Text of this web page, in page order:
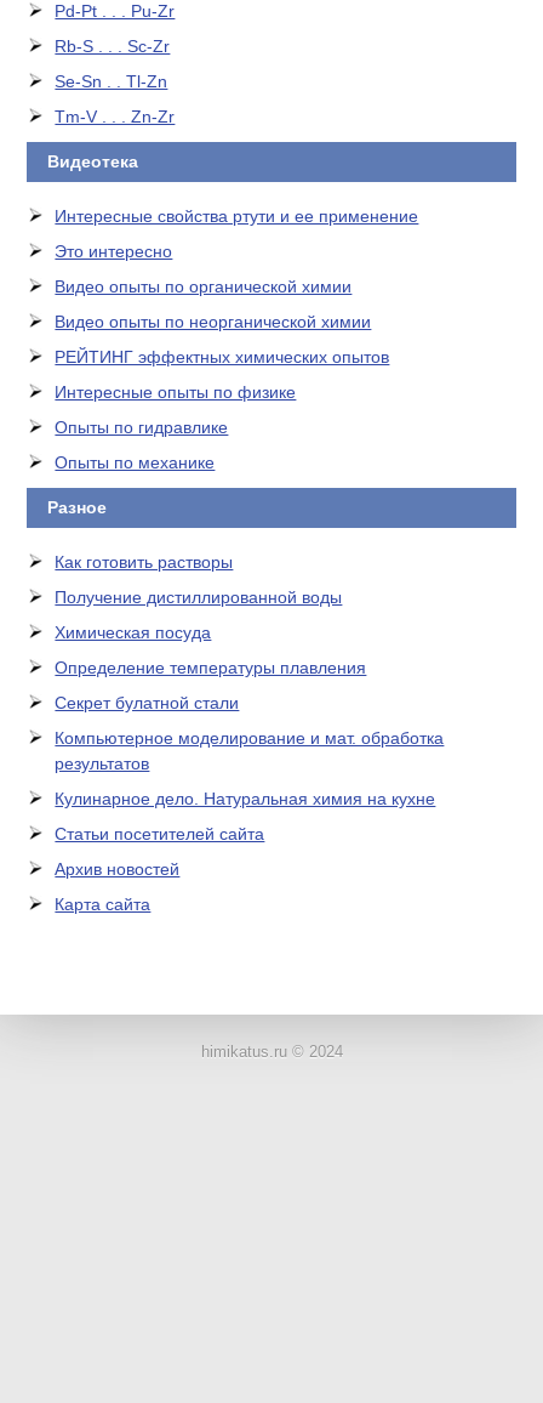
Pd-Pt . . . Pu-Zr
Rb-S . . . Sc-Zr
Se-Sn . . Tl-Zn
Tm-V . . . Zn-Zr
Видеотека
Интересные свойства ртути и ее применение
Это интересно
Видео опыты по органической химии
Видео опыты по неорганической химии
РЕЙТИНГ эффектных химических опытов
Интересные опыты по физике
Опыты по гидравлике
Опыты по механике
Разное
Как готовить растворы
Получение дистиллированной воды
Химическая посуда
Определение температуры плавления
Секрет булатной стали
Компьютерное моделирование и мат. обработка
результатов
Кулинарное дело. Натуральная химия на кухне
Статьи посетителей сайта
Архив новостей
Карта сайта
himikatus.ru © 2024